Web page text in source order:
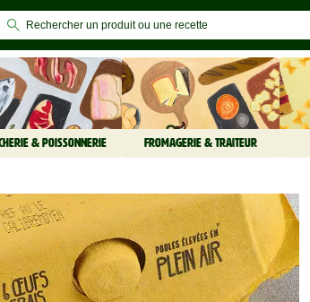
& POISSONNERIE FROMAGERIE & TRAITEUR